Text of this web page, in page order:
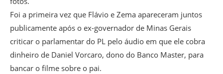
Foi a primeira vez que Flávio e Zema apareceram juntos
publicamente após o ex-governador de Minas Gerais
criticar o parlamentar do PL pelo áudio em que ele cobra
dinheiro de Daniel Vorcaro, dono do Banco Master, para
bancar o filme sobre o pai.